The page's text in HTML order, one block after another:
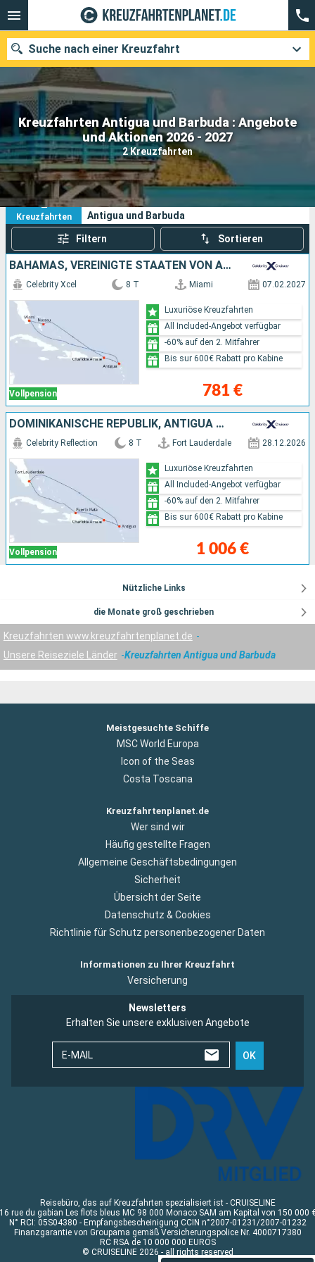
Kreuzfahrten Antigua und Barbuda : Angebote
und Aktionen 2026 - 2027
2 Kreuzfahrten
Suche nach einer Kreuzfahrt
Unsere Ziele
Abfahrtsmonat
Häfen Reedereien
Suchen
2
Kreuzfahrten
Ihre Suchkriterien:
Antigua und Barbuda
Filtern Sortieren
BAHAMAS, VEREINIGTE STAATEN VON AMERIKA, ANTIGUA UND BARBUDA
Vollpension
Celebrity Xcel 8 T Miami 07.02.2027
781 €
Luxuriöse Kreuzfahrten
All Included-Angebot verfügbar
-60% auf den 2. Mitfahrer
Bis sur 600€ Rabatt pro Kabine
DOMINIKANISCHE REPUBLIK, ANTIGUA UND BARBUDA, VEREINIGTE STAATEN VON AMERIKA
Vollpension
Celebrity Reflection 8 T Fort Lauderdale 28.12.2026
1 006 €
Luxuriöse Kreuzfahrten
All Included-Angebot verfügbar
-60% auf den 2. Mitfahrer
Bis sur 600€ Rabatt pro Kabine
Nützliche Links
die Monate groß geschrieben
Kreuzfahrten www.kreuzfahrtenplanet.de
Unsere Reiseziele Länder
Kreuzfahrten Antigua und Barbuda
Meistgesuchte Schiffe
MSC World Europa
Icon of the Seas
Costa Toscana
Kreuzfahrtenplanet.de
Wer sind wir
Häufig gestellte Fragen
Allgemeine Geschäftsbedingungen
Sicherheit
Übersicht der Seite
Datenschutz & Cookies
Richtlinie für Schutz personenbezogener Daten
Informationen zu Ihrer Kreuzfahrt
Versicherung
Newsletters
Erhalten Sie unsere exklusiven Angebote
E-MAIL OK
Reisebüro, das auf Kreuzfahrten spezialisiert ist - CRUISELINE
rue du gabian Les flots bleus MC 98 000 Monaco SAM am Kapital von 150 000
N° RCI: 05S04380 - Empfangsbescheinigung CCIN n°2007-01231/2007-01232
Finanzgarantie von Groupama gemäß Versicherungspolice Nr. 4000717380
RC RSA de 10 000 000 EUROS
© CRUISELINE 2026 - all rights reserved